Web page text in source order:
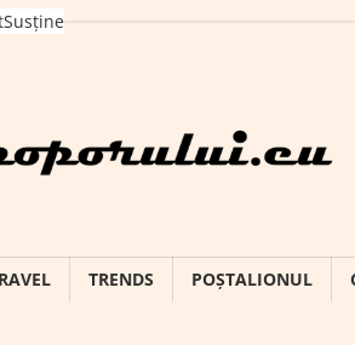
Susține
TRENDS POȘTALIONUL